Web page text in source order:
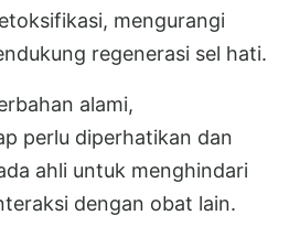
mengurangi
regenerasi sel hati.
alami,
perlu diperhatikan dan
ahli untuk menghindari
dengan obat lain.